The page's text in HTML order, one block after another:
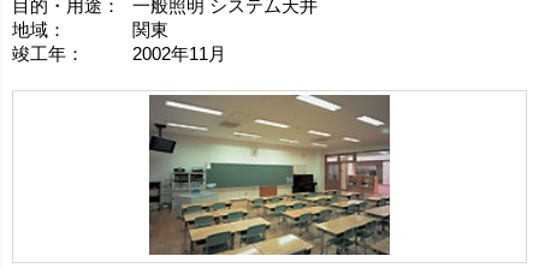
目的・用途：
一般照明 システム天井
地域：
関東
竣工年：
2002年11月